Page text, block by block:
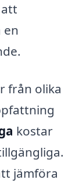
en
från olika
kostar
jämföra